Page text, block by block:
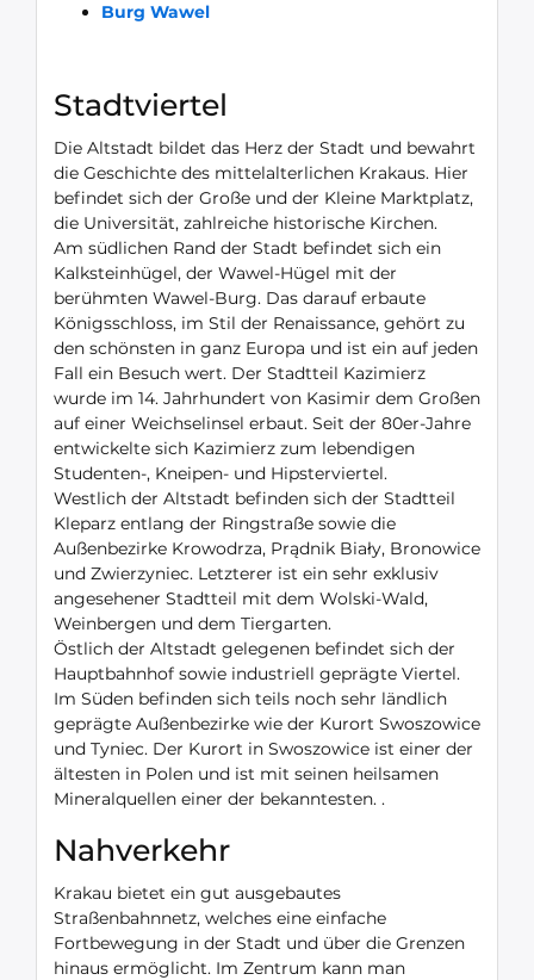
Burg Wawel
Stadtviertel
Die Altstadt bildet das Herz der Stadt und bewahrt
die Geschichte des mittelalterlichen Krakaus. Hier
befindet sich der Große und der Kleine Marktplatz,
die Universität, zahlreiche historische Kirchen.
Am südlichen Rand der Stadt befindet sich ein
Kalksteinhügel, der Wawel-Hügel mit der
berühmten Wawel-Burg. Das darauf erbaute
Königsschloss, im Stil der Renaissance, gehört zu
den schönsten in ganz Europa und ist ein auf jeden
Fall ein Besuch wert. Der Stadtteil Kazimierz
wurde im 14. Jahrhundert von Kasimir dem Großen
auf einer Weichselinsel erbaut. Seit der 80er-Jahre
entwickelte sich Kazimierz zum lebendigen
Studenten-, Kneipen- und Hipsterviertel.
Westlich der Altstadt befinden sich der Stadtteil
Kleparz entlang der Ringstraße sowie die
Außenbezirke Krowodrza, Prądnik Biały, Bronowice
und Zwierzyniec. Letzterer ist ein sehr exklusiv
angesehener Stadtteil mit dem Wolski-Wald,
Weinbergen und dem Tiergarten.
Östlich der Altstadt gelegenen befindet sich der
Hauptbahnhof sowie industriell geprägte Viertel.
Im Süden befinden sich teils noch sehr ländlich
geprägte Außenbezirke wie der Kurort Swoszowice
und Tyniec. Der Kurort in Swoszowice ist einer der
ältesten in Polen und ist mit seinen heilsamen
Mineralquellen einer der bekanntesten. .
Nahverkehr
Krakau bietet ein gut ausgebautes
Straßenbahnnetz, welches eine einfache
Fortbewegung in der Stadt und über die Grenzen
hinaus ermöglicht. Im Zentrum kann man